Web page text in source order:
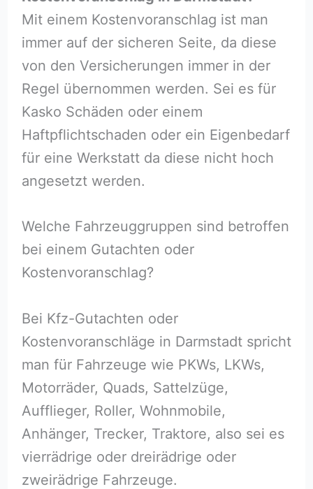
Mit einem Kostenvoranschlag ist man
immer auf der sicheren Seite, da diese
von den Versicherungen immer in der
Regel übernommen werden. Sei es für
Kasko Schäden oder einem
Haftpflichtschaden oder ein Eigenbedarf
für eine Werkstatt da diese nicht hoch
angesetzt werden.
Welche Fahrzeuggruppen sind betroffen
bei einem Gutachten oder
Kostenvoranschlag?
Bei Kfz-Gutachten oder
Kostenvoranschläge in Darmstadt spricht
man für Fahrzeuge wie PKWs, LKWs,
Motorräder, Quads, Sattelzüge,
Aufflieger, Roller, Wohnmobile,
Anhänger, Trecker, Traktore, also sei es
vierrädrige oder dreirädrige oder
zweirädrige Fahrzeuge.